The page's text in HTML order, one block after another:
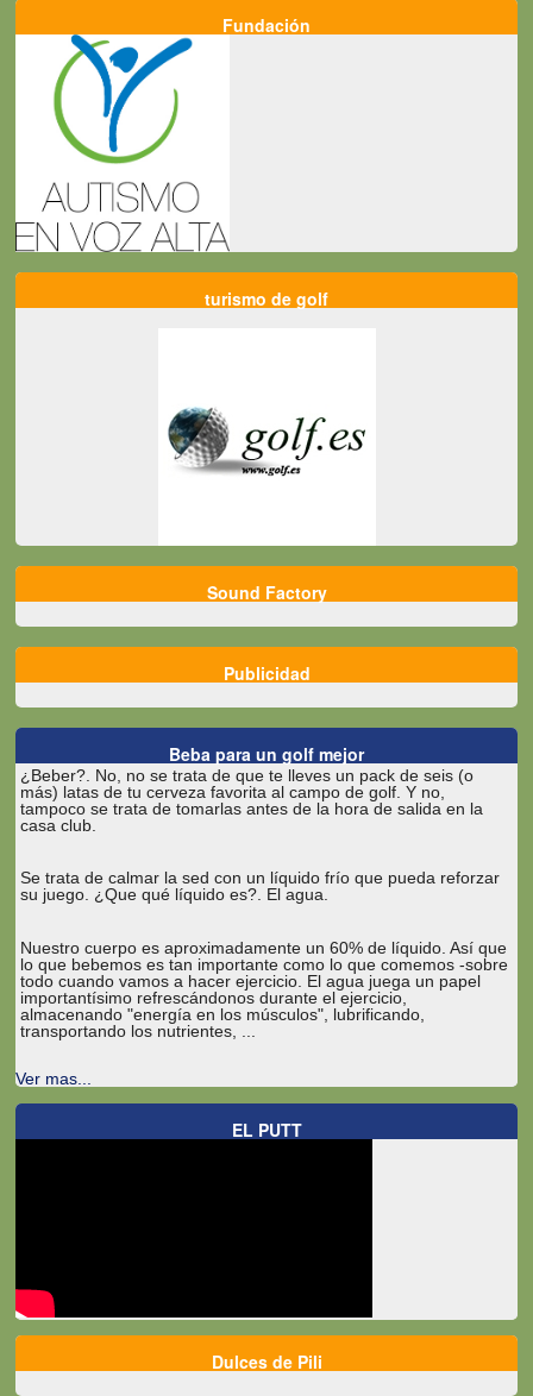
Fundación
turismo de golf
Sound Factory
Publicidad
Beba para un golf mejor
¿Beber?. No, no se trata de que te lleves un pack de seis (o
más) latas de tu cerveza favorita al campo de golf. Y no,
tampoco se trata de tomarlas antes de la hora de salida en la
casa club.
Se trata de calmar la sed con un líquido frío que pueda reforzar
su juego. ¿Que qué líquido es?. El agua.
Nuestro cuerpo es aproximadamente un 60% de líquido. Así que
lo que bebemos es tan importante como lo que comemos -sobre
todo cuando vamos a hacer ejercicio. El agua juega un papel
importantísimo refrescándonos durante el ejercicio,
almacenando "energía en los músculos", lubrificando,
transportando los nutrientes, ...
Ver mas...
EL PUTT
Dulces de Pili